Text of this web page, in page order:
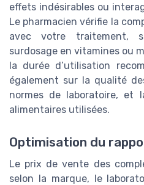
effets indésirables ou
Le pharmacien vérifie la
avec votre traitement,
surdosage en vitamines ou
la durée d’utilisation
également sur la qualité
normes de laboratoire, et
alimentaires utilisées.
Optimisation du
Le prix de vente des
selon la marque, le